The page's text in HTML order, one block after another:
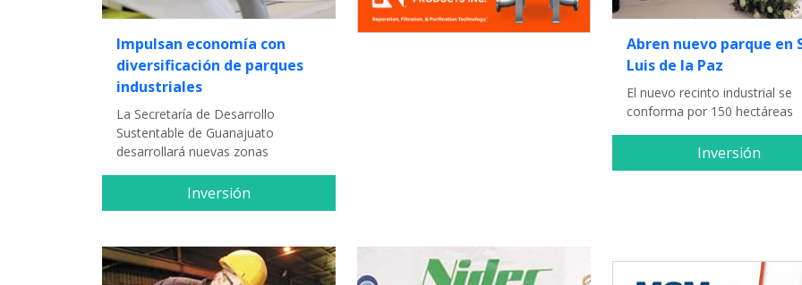
Impulsan economía con
diversificación de parques
industriales
La Secretaría de Desarrollo
Sustentable de Guanajuato
desarrollará nuevas zonas
Inversión
Abren nuevo parque en
Luis de la Paz
El nuevo recinto industrial se
conforma por 150 hectáreas
Inversión